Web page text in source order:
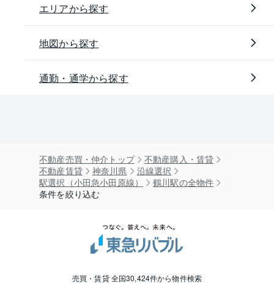
エリアから探す
地図から探す
通勤・通学から探す
不動産売買・仲介トップ
不動産購入・賃貸
不動産賃貸
神奈川県
沿線選択
駅選択（小田急小田原線）
鶴川駅の全物件
条件を絞り込む
売買・賃貸 全国30,424件から物件検索